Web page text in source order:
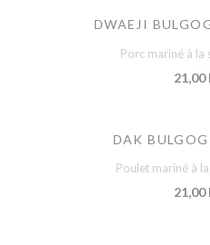
DWAEJI
Porc mariné à la
21,00
DAK
Poulet mariné à
21,00